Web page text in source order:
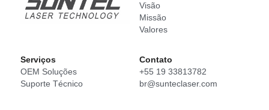
Visão
Missão
Valores
Serviços
OEM Soluções
Suporte Técnico
Contato
+55 19 33813782
br@sunteclaser.com